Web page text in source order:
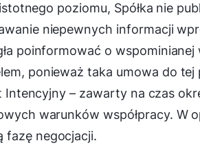
poziomu, Spółka nie
niepewnych informacji
poinformować o
ponieważ taka umowa do
Intencyjny – zawarty na czas
warunków współpracy. W
fazę negocjacji.